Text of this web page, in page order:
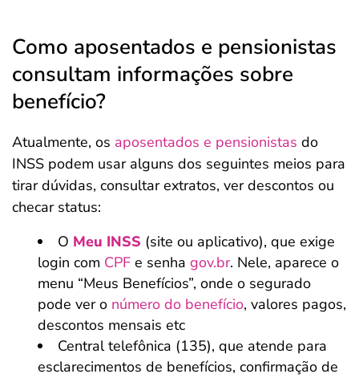
Como aposentados e pensionistas
consultam informações sobre
benefício?
Atualmente, os aposentados e pensionistas do
INSS podem usar alguns dos seguintes meios para
tirar dúvidas, consultar extratos, ver descontos ou
checar status:
O Meu INSS (site ou aplicativo), que exige
login com CPF e senha gov.br. Nele, aparece o
menu “Meus Benefícios”, onde o segurado
pode ver o número do benefício, valores pagos,
descontos mensais etc
Central telefônica (135), que atende para
esclarecimentos de benefícios, confirmação de